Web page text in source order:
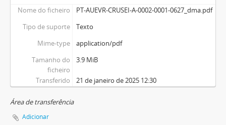
Nome do ficheiro
PT-AUEVR-CRUSEI-A-0002-0001-0627_dma.pdf
Tipo de suporte
Texto
Mime-type
application/pdf
Tamanho do
ficheiro
3.9 MiB
Transferido 21 de janeiro de 2025 12:30
Área de transferência
Adicionar